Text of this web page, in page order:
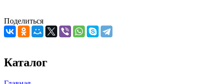
Поделиться
Каталог